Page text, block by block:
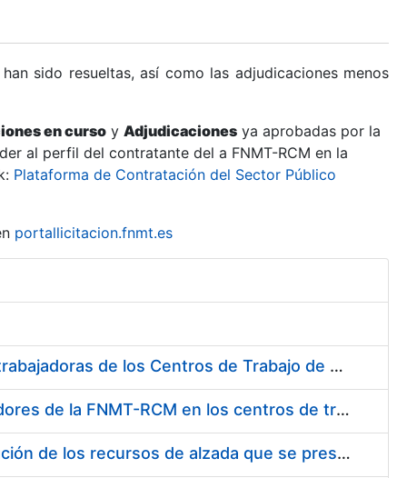
sido resueltas, así como las adjudicaciones menos
en curso y Adjudicaciones ya aprobadas por la
al perfil del contratante del a FNMT-RCM en la
Plataforma de Contratación del Sector Público
portallicitacion.fnmt.es
Suministro de Protectores Auditivos a medida para las personas trabajadoras de los Centros de Trabajo de Madrid y Burgos
Suministro de gafas graduadas antiproyecciones para los trabajadores de la FNMT-RCM en los centros de trabajo de Madrid y Burgos
Servicios de una empresa externa para el asesoramiento y resolución de los recursos de alzada que se presentan relacionados con procesos de selección para la FNMT-RCM